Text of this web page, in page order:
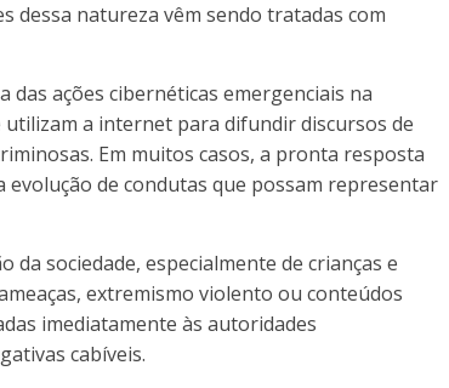
dessa natureza vêm sendo tratadas com
ações cibernéticas emergenciais na
a internet para difundir discursos de
Em muitos casos, a pronta resposta
de condutas que possam representar
da sociedade, especialmente de crianças e
extremismo violento ou conteúdos
imediatamente às autoridades
cabíveis.